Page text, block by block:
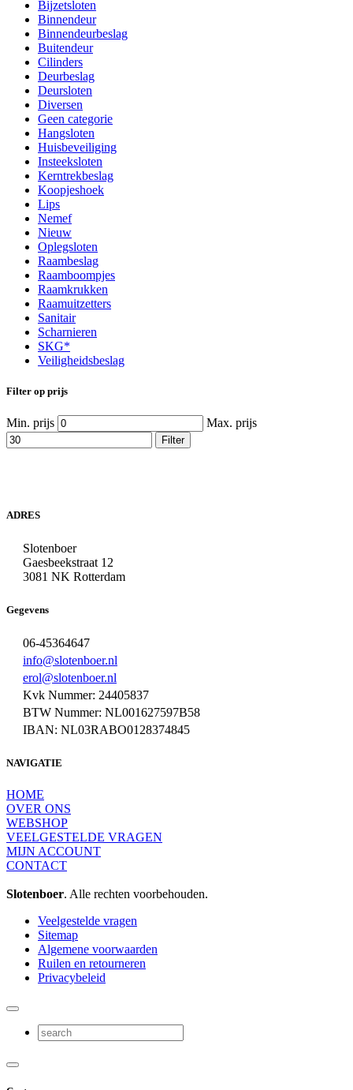
Bijzetsloten
Binnendeur
Binnendeurbeslag
Buitendeur
Cilinders
Deurbeslag
Deursloten
Diversen
Geen categorie
Hangsloten
Huisbeveiliging
Insteeksloten
Kerntrekbeslag
Koopjeshoek
Lips
Nemef
Nieuw
Oplegsloten
Raambeslag
Raamboompjes
Raamkrukken
Raamuitzetters
Sanitair
Scharnieren
SKG*
Veiligheidsbeslag
Filter op prijs
Min. prijs Max. prijs
Filter
ADRES
Slotenboer
Gaesbeekstraat 12
3081 NK Rotterdam
Gegevens
06-45364647
info@slotenboer.nl
erol@slotenboer.nl
Kvk Nummer: 24405837
BTW Nummer: NL001627597B58
IBAN: NL03RABO0128374845
NAVIGATIE
HOME
OVER ONS
WEBSHOP
VEELGESTELDE VRAGEN
MIJN ACCOUNT
CONTACT
Slotenboer. Alle rechten voorbehouden.
Veelgestelde vragen
Sitemap
Algemene voorwaarden
Ruilen en retourneren
Privacybeleid